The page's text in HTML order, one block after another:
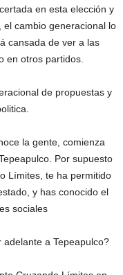
en esta elección y
cambio generacional lo
cansada de ver a las
en otros partidos.
de propuestas y
la gente, comienza
Por supuesto
Límites, te ha permitido
y has conocido el
sociales
a Tepeapulco?